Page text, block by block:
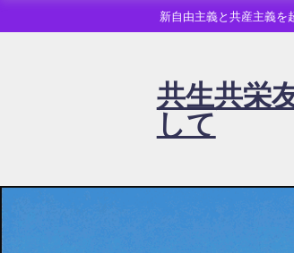
新自由主義と共産主義を
共生共栄
して